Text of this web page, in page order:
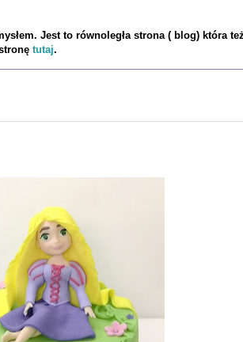
Jest to równoległa strona ( blog) która też
tutaj.